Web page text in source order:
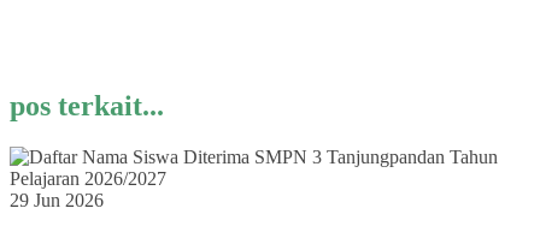
pos terkait...
29 Jun 2026